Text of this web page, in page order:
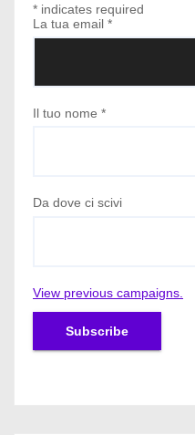
* indicates required
La tua email *
Il tuo nome *
Da dove ci scivi
View previous campaigns.